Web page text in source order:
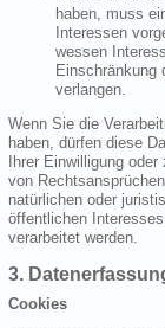
haben, muss
Interessen
wessen
Einschränkung
verlangen.
Wenn Sie die
haben, dürfen diese
Ihrer Einwilligung
von
natürlichen oder
öffentlichen
verarbeitet werden.
3.
Cookies